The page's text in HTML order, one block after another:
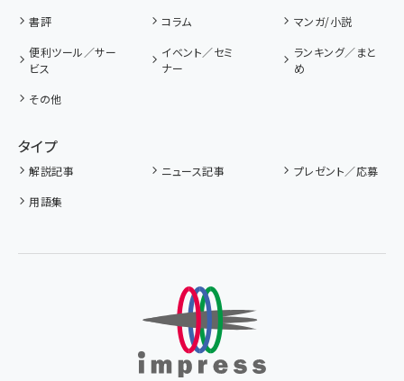
書評 コラム
マンガ/小説
便利ツール／サー
ビス
イベント／セミ
ナー
ランキング／まと
め
その他
タイプ
解説記事 ニュース記事
プレゼント／応募
用語集